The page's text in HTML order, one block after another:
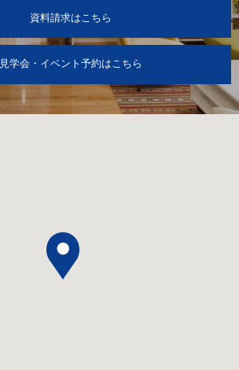
資料請求はこちら
見学会・イベント予約はこちら